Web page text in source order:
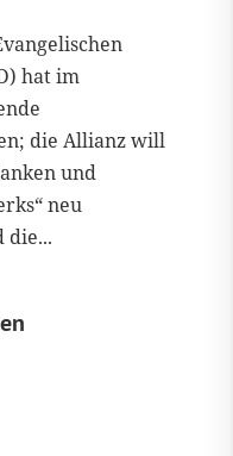
hat im
die Allianz will
und
neu
die...